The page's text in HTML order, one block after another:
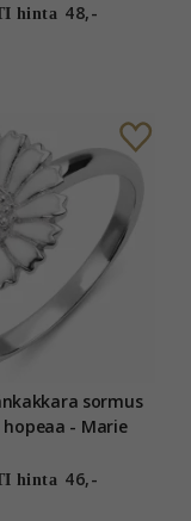
hinta 48,-
sormus
- Marie
hinta 46,-